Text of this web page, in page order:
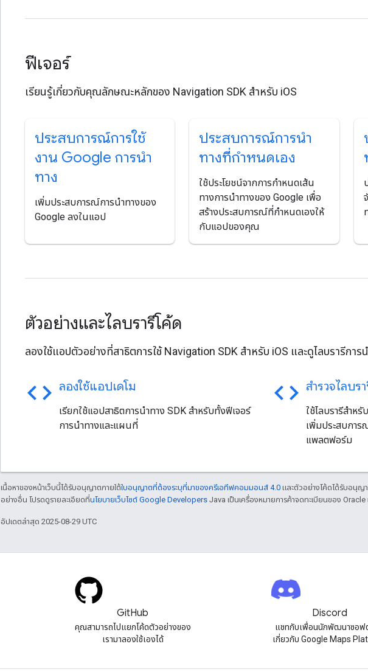
ฟีเจอร์
เรียนรู้เกี่ยวกับคุณลักษณะหลักของ Navigation SDK สำหรับ iOS
ประสบการณ์การใช้
งาน Google การนํา
ทาง
เพิ่มประสบการณ์การนำทางของ
Google ลงในแอป
ประสบการณ์การนํา
ทางที่กําหนดเอง
ใช้ประโยชน์จากการกำหนดเส้น
ทางการนำทางของ Google เพื่อ
สร้างประสบการณ์ที่กำหนดเองให้
กับแอปของคุณ
ตัวอย่างและไลบรารีโค้ด
ลองใช้แอปตัวอย่างที่สาธิตการใช้ Navigation SDK สําหรับ iOS และดูไลบรารีกา
code ลองใช้แอปเดโม
เรียกใช้แอปสาธิตการนำทาง SDK สำหรับทั้งฟีเจอร์
การนำทางและแผนที่
code สำรวจไลบ
ใช้ไลบรารีสำห
เพิ่มประสบการ
แพลตฟอร์ม
เนื้อหาของหน้าเว็บนี้ได้รับอนุญาตภายใต้ใบอนุญาตที่ต้องระบุที่มาของครีเอทีฟคอมมอนส์ 4.0 และตัวอย่างโค้ดได้รับอนุญ
อย่างอื่น โปรดดูรายละเอียดที่นโยบายเว็บไซต์ Google Developers Java เป็นเครื่องหมายการค้าจดทะเบียนของ Oracle
อัปเดตล่าสุด 2025-08-29 UTC
GitHub
คุณสามารถไปแยกโค้ดตัวอย่างของ
เรามาลองใช้เองได้
Discord
แชทกับเพื่อนนักพัฒนาซอฟ
เกี่ยวกับ Google Maps